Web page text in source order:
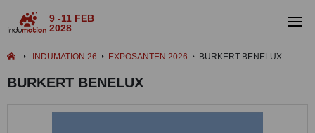
9 -11 FEB
2028
INDUMATION 26 EXPOSANTEN 2026 BURKERT BENELUX
BURKERT BENELUX